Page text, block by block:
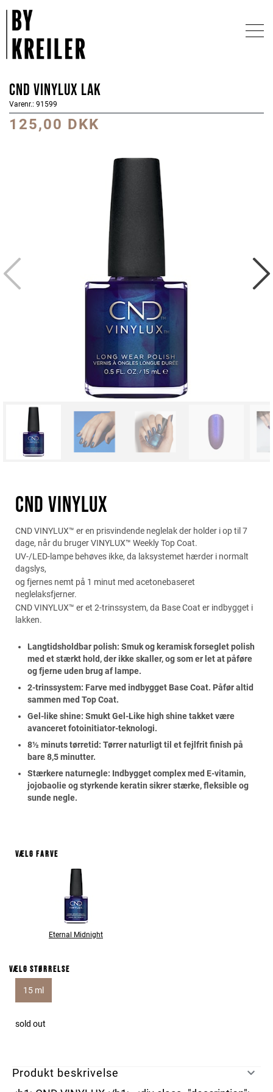
CND Vinylux Lak
Varenr.: 91599
125,00 DKK
CND VINYLUX
CND VINYLUX™ er en prisvindende neglelak der holder i op til 7
dage, når du bruger VINYLUX™ Weekly Top Coat.
UV-/LED-lampe behøves ikke, da laksystemet hærder i normalt
dagslys,
og fjernes nemt på 1 minut med acetonebaseret
neglelaksfjerner.
CND VINYLUX™ er et 2-trinssystem, da Base Coat er indbygget i
lakken.
Langtidsholdbar polish: Smuk og keramisk forseglet polish
med et stærkt hold, der ikke skaller, og som er let at påføre
og fjerne uden brug af lampe.
2-trinssystem: Farve med indbygget Base Coat. Påfør altid
sammen med Top Coat.
Gel-like shine: Smukt Gel-Like high shine takket være
avanceret fotoinitiator-teknologi.
8½ minuts tørretid: Tørrer naturligt til et fejlfrit finish på
bare 8,5 minutter.
Stærkere naturnegle: Indbygget complex med E-vitamin,
jojobaolie og styrkende keratin sikrer stærke, fleksible og
sunde negle.
Vælg farve
Eternal Midnight
Vælg størrelse
15 ml
sold out
Produkt beskrivelse